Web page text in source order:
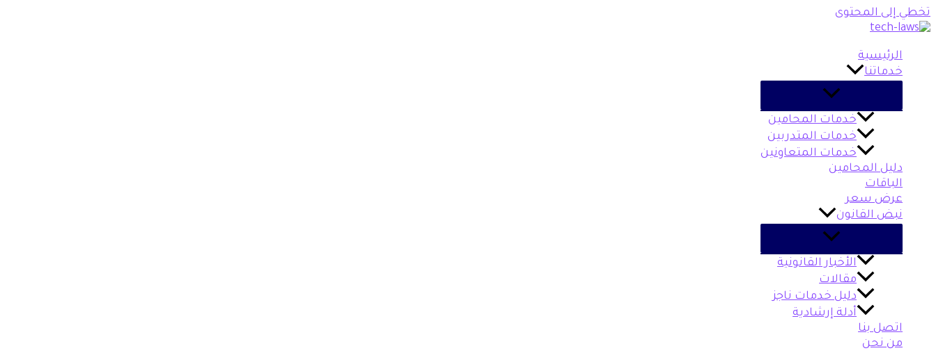
تخطي إلى المحتوى
الرئيسية
خدماتنا
خدمات المحامين
خدمات المتدربين
خدمات المتعاونين
دليل المحامين
الباقات
عرض سعر
نبض القانون
الأخبار القانونية
مقالات
دليل خدمات ناجز
أدلة إرشادية
اتصل بنا
من نحن